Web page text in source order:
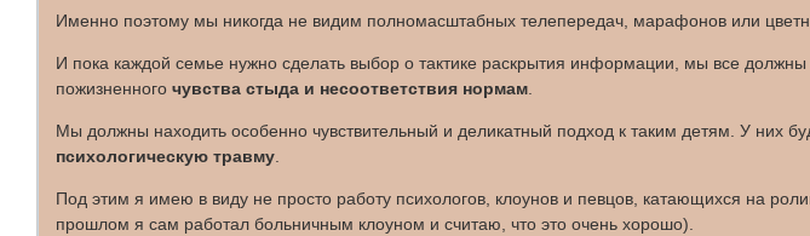
Именно поэтому мы никогда не видим полномасштабных телепередач, марафонов или
И пока каждой семье нужно сделать выбор о тактике раскрытия информации, мы все
пожизненного чувства стыда и несоответствия нормам
Мы должны находить особенно чувствительный и деликатный подход к таким детям. У них
психологическую травму
Под этим я имею в виду не просто работу психологов, клоунов и певцов, катающихся на
прошлом я сам работал больничным клоуном и считаю, что это очень хорошо).